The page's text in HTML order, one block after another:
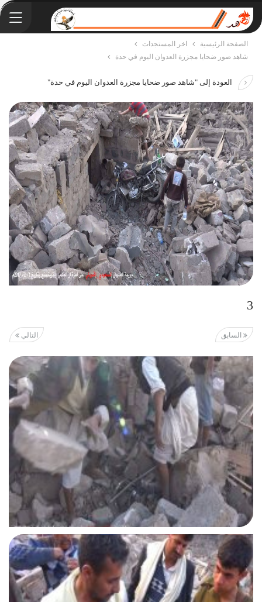
الصفحة الرئيسية
اخر المستجدات
شاهد صور ضحايا مجزرة العدوان اليوم في حدة
العودة إلى "شاهد صور ضحايا مجزرة العدوان اليوم في حدة"
3
التالي السابق